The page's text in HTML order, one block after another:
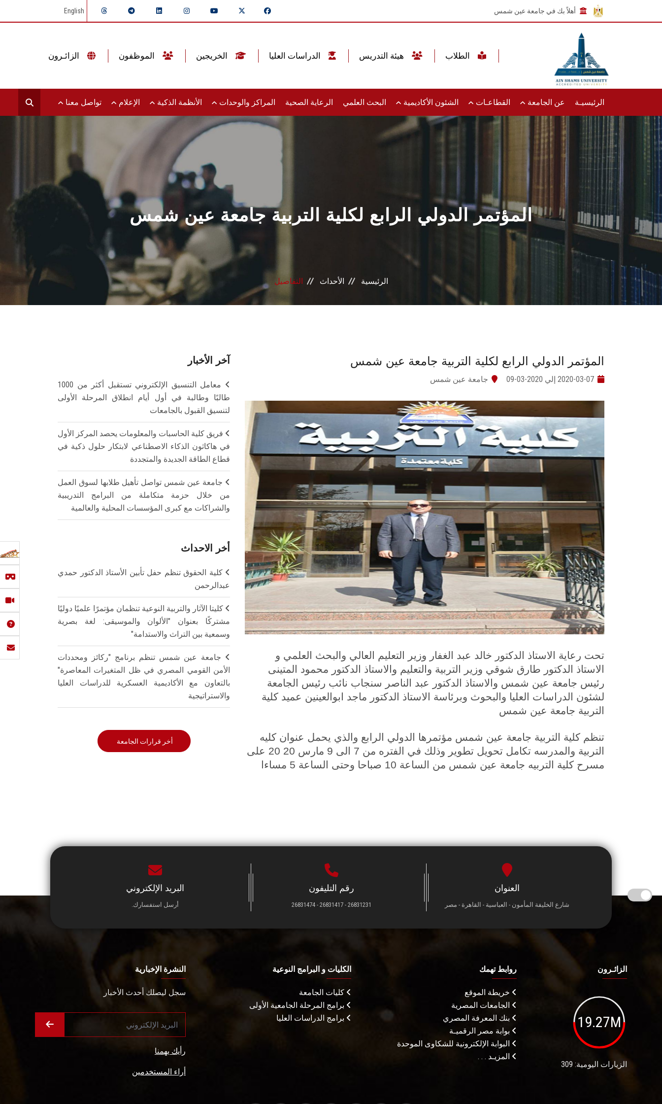
أهلاً بك في جامعة عين شمس English
الرئيسيـة عن الجامعة القطاعـات الشئون الأكاديمية البحث العلمي الرعاية الصحية المراكز والوحدات الأنظمة الذكية الإعلام تواصل معنا
المؤتمر الدولي الرابع لكلية التربية جامعة عين شمس
الرئيسية الأحداث التفاصيل
المؤتمر الدولي الرابع لكلية التربية جامعة عين شمس
2020-03-07 إلي 2020-03-09 جامعة عين شمس
تحت رعاية الاستاذ الدكتور خالد عبد الغفار وزير التعليم العالي والبحث العلمي و
الاستاذ الدكتور طارق شوقي وزير التربية والتعليم والاستاذ الدكتور محمود المتينى
رئيس جامعة عين شمس والاستاذ الدكتور عبد الناصر سنجاب نائب رئيس الجامعة
لشئون الدراسات العليا والبحوث وبرئاسة الاستاذ الدكتور ماجد ابوالعينين عميد كلية
التربية جامعة عين شمس
تنظم كلية التربية جامعة عين شمس مؤتمرها الدولي الرابع والذي يحمل عنوان كليه
التربية والمدرسه تكامل تحويل تطوير وذلك في الفتره من 7 الى 9 مارس 20 20 على
مسرح كلية التربيه جامعة عين شمس من الساعة 10 صباحا وحتى الساعة 5 مساءا
آخر الأخبار
معامل التنسيق الإلكتروني تستقبل أكثر من 1000
طالبًا وطالبة في أول أيام انطلاق المرحلة الأولى
لتنسيق القبول بالجامعات
فريق كلية الحاسبات والمعلومات يحصد المركز الأول
في هاكاثون الذكاء الاصطناعي لابتكار حلول ذكية في
قطاع الطاقة الجديدة والمتجددة
جامعة عين شمس تواصل تأهيل طلابها لسوق العمل
من خلال حزمة متكاملة من البرامج التدريبية
والشراكات مع كبرى المؤسسات المحلية والعالمية
أخر الاحداث
كلية الحقوق تنظم حفل تأبين الأستاذ الدكتور حمدي
عبدالرحمن
كليتا الآثار والتربية النوعية تنظمان مؤتمرًا علميًا دوليًا
مشتركًا بعنوان "الألوان والموسيقى: لغة بصرية
وسمعية بين التراث والاستدامة"
جامعة عين شمس تنظم برنامج "ركائز ومحددات
الأمن القومي المصري في ظل المتغيرات المعاصرة"
بالتعاون مع الأكاديمية العسكرية للدراسات العليا
والاستراتيجية
أخر قرارات الجامعة
العنوان
شارع الخليفة المأمون - العباسية - القاهرة - مصر
رقم التليفون
26831231 - 26831417 - 26831474
البريد الإلكتروني
أرسل استفسارك.
الزائـرون
19.27M
الزيارات اليومية: 309
روابط تهمك
خريطة الموقع
الجامعات المصرية
بنك المعرفة المصري
بوابة مصر الرقميـة
البوابة الإلكترونية للشكاوى الموحدة
المزيـد . . .
الكليات و البرامج النوعية
كليات الجامعة
برامج المرحلة الجامعية الأولى
برامج الدراسات العليا
النشرة الإخبارية
سجل ليصلك أحدث الأخبار
رأيك يهمنا
أراء المستخدمين